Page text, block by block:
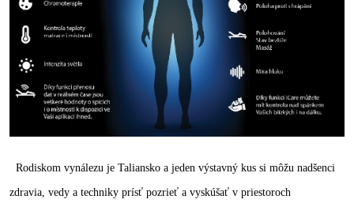
Rodiskom vynálezu je Taliansko a jeden výstavný kus si môžu nadšenci
zdravia, vedy a techniky prísť pozrieť a vyskúšať v priestoroch